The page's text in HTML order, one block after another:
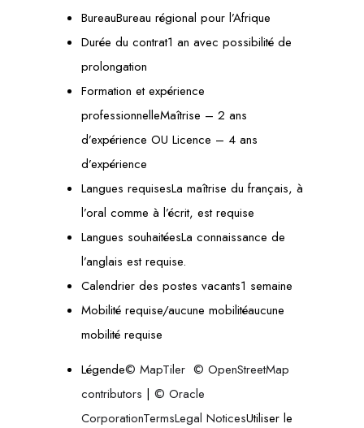
BureauBureau régional pour l’Afrique
Durée du contrat1 an avec possibilité de
prolongation
Formation et expérience
professionnelleMaîtrise – 2 ans
d’expérience OU Licence – 4 ans
d’expérience
Langues requisesLa maîtrise du français, à
l’oral comme à l’écrit, est requise
Langues souhaitéesLa connaissance de
l’anglais est requise.
Calendrier des postes vacants1 semaine
Mobilité requise/aucune mobilitéaucune
mobilité requise
Légende© MapTiler © OpenStreetMap
contributors | © Oracle
CorporationTermsLegal NoticesUtiliser le